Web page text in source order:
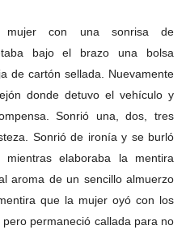
con una sonrisa de
bajo el brazo una bolsa
de cartón sellada. Nuevamente
donde detuvo el vehículo y
Sonrió una, dos, tres
Sonrió de ironía y se burló
elaboraba la mentira
aroma de un sencillo almuerzo
que la mujer oyó con los
permaneció callada para no